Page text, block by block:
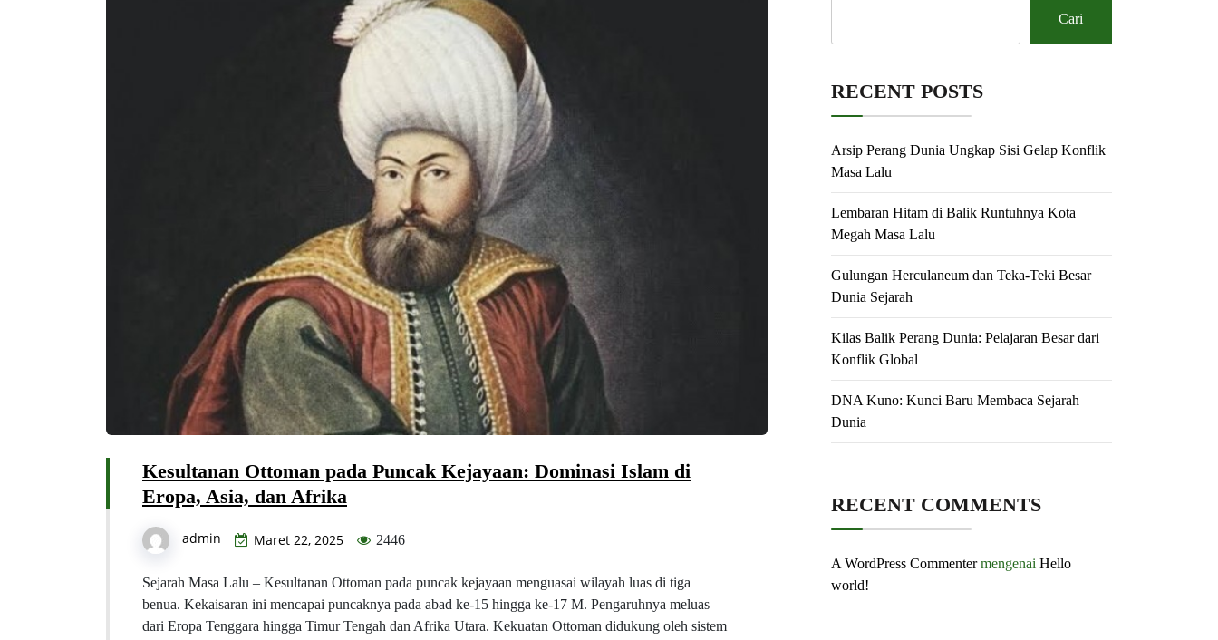
Kesultanan Ottoman pada Puncak Kejayaan: Dominasi Islam di
Eropa, Asia, dan Afrika
admin Maret 22, 2025 2446
Sejarah Masa Lalu – Kesultanan Ottoman pada puncak kejayaan menguasai wilayah luas di tiga
benua. Kekaisaran ini mencapai puncaknya pada abad ke-15 hingga ke-17 M. Pengaruhnya meluas
dari Eropa Tenggara hingga Timur Tengah dan Afrika Utara. Kekuatan Ottoman didukung oleh sistem
Cari
RECENT POSTS
Arsip Perang Dunia Ungkap Sisi Gelap Konflik
Masa Lalu
Lembaran Hitam di Balik Runtuhnya Kota
Megah Masa Lalu
Gulungan Herculaneum dan Teka-Teki Besar
Dunia Sejarah
Kilas Balik Perang Dunia: Pelajaran Besar dari
Konflik Global
DNA Kuno: Kunci Baru Membaca Sejarah
Dunia
RECENT COMMENTS
A WordPress Commentermengenai Hello
world!